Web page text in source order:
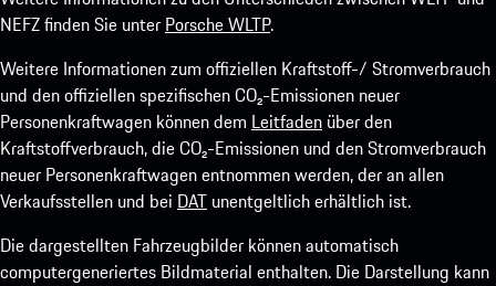
NEFZ finden Sie unter Porsche WLTP.
Weitere Informationen zum offiziellen Kraftstoff-/ Stromverbrauch
und den offiziellen spezifischen CO₂-Emissionen neuer
Personenkraftwagen können dem Leitfaden über den
Kraftstoffverbrauch, die CO₂-Emissionen und den Stromverbrauch
neuer Personenkraftwagen entnommen werden, der an allen
Verkaufsstellen und bei DAT unentgeltlich erhältlich ist.
Die dargestellten Fahrzeugbilder können automatisch
computergeneriertes Bildmaterial enthalten. Die Darstellung kann